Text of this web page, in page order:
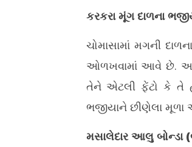
કરકરા મૂંગ દાળના
ચોમાસામાં મગની
ઓળખવામાં આવે છે. આ
તેને એટલી ફેંટો કે તે
ભજીયાને છીણેલા મૂળા
મસાલેદાર આલુ બોન્ડા